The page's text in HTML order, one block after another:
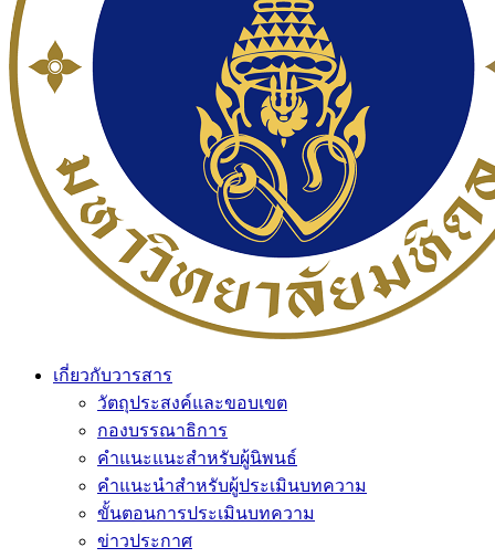
เกี่ยวกับวารสาร
วัตถุประสงค์และขอบเขต
กองบรรณาธิการ
คำแนะแนะสำหรับผู้นิพนธ์
คำแนะนำสำหรับผู้ประเมินบทความ
ขั้นตอนการประเมินบทความ
ข่าวประกาศ